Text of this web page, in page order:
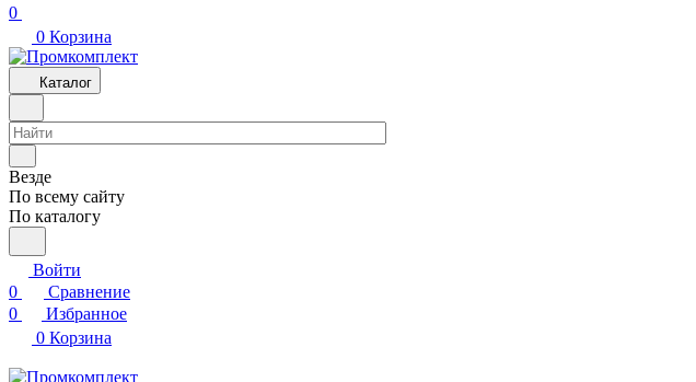
0
0 Корзина
Каталог
Везде
По всему сайту
По каталогу
Войти
0
Сравнение
0
Избранное
0 Корзина